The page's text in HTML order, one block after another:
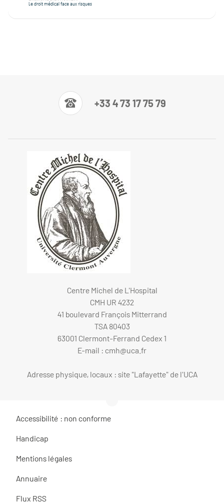
+33 4 73 17 75 79
Centre Michel de L'Hospital
CMH UR 4232
41 boulevard François Mitterrand
TSA 80403
63001 Clermont-Ferrand Cedex 1
E-mail : cmh@uca.fr
Adresse physique, locaux : site "Lafayette" de l'UCA
Accessibilité : non conforme
Handicap
Mentions légales
Annuaire
Flux RSS